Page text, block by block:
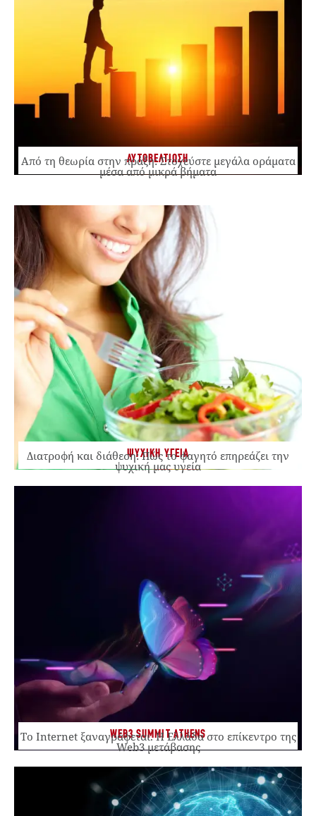
ΑΥΤΟΒΕΛΤΙΩΣΗ
Από τη θεωρία στην πράξη: Στοχεύστε μεγάλα οράματα
μέσα από μικρά βήματα
ΨΥΧΙΚΗ ΥΓΕΙΑ
Διατροφή και διάθεση: Πώς το φαγητό επηρεάζει την
ψυχική μας υγεία
WEB3 SUMMIT ATHENS
Το Internet ξαναγράφεται. Η Ελλάδα στο επίκεντρο της
Web3 μετάβασης